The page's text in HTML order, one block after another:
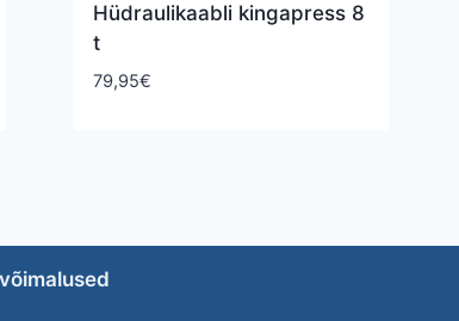
Hüdraulikaabli kingapress 8
t
79,95€